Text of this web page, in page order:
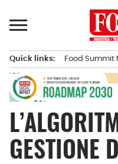
al
principale
Quick links: Food Summit
GESTIONE